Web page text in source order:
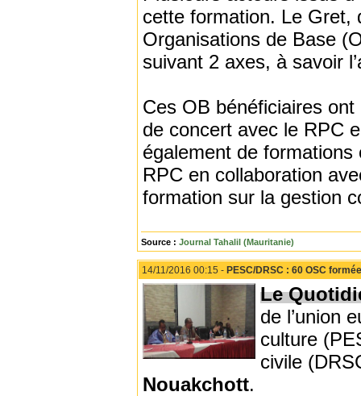
cette formation. Le Gret,
Organisations de Base
suivant 2 axes, à savoir
Ces OB bénéficiaires
de concert avec le RPC
également de formations
RPC en collaboration
formation sur la gestion
Source : Journal Tahalil (Mauritanie)
14/11/2016 00:15 - PESC/DRSC : 60 OSC
Le
de l’union
culture
civile
Nouakchott.